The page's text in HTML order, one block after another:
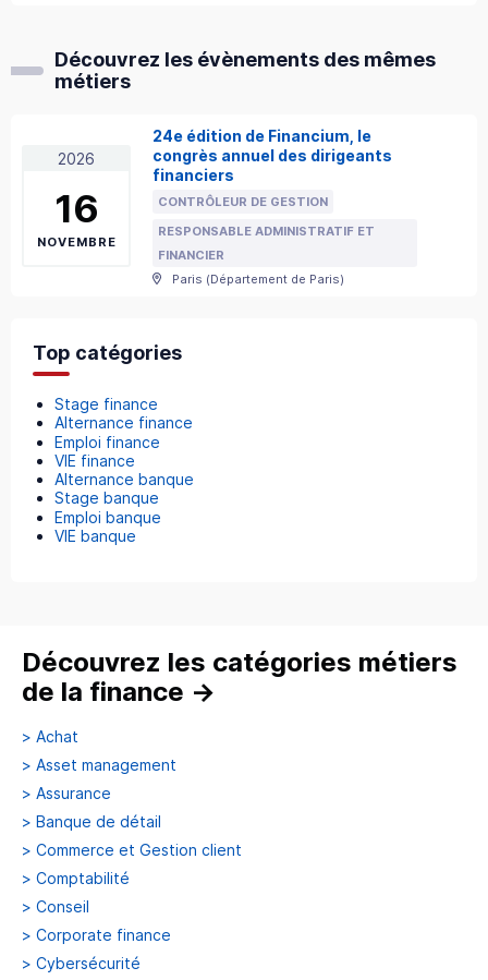
Découvrez les évènements des mêmes
métiers
2026
16
NOVEMBRE
24e édition de Financium, le
congrès annuel des dirigeants
financiers
CONTRÔLEUR DE GESTION
RESPONSABLE ADMINISTRATIF ET
FINANCIER
Paris (Département de Paris)
Top catégories
Stage finance
Alternance finance
Emploi finance
VIE finance
Alternance banque
Stage banque
Emploi banque
VIE banque
Découvrez les catégories métiers
de la finance →
> Achat
> Asset management
> Assurance
> Banque de détail
> Commerce et Gestion client
> Comptabilité
> Conseil
> Corporate finance
> Cybersécurité